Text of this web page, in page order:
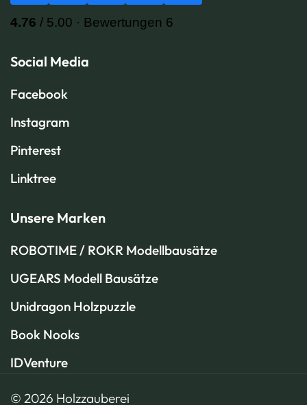
Social Media
Facebook
Instagram
Pinterest
Linktree
Unsere Marken
ROBOTIME / ROKR Modellbausätze
UGEARS Modell Bausätze
Unidragon Holzpuzzle
Book Nooks
IDVenture
© 2026 Holzzauberei